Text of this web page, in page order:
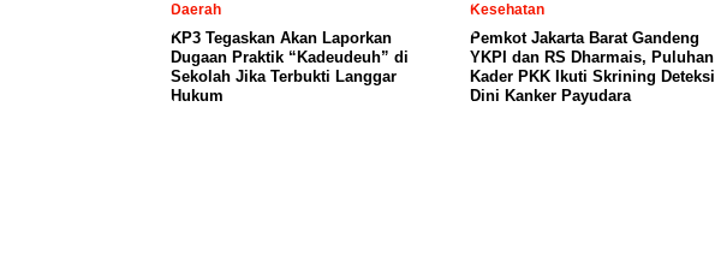
Daerah
KP3 Tegaskan Akan Laporkan
Dugaan Praktik “Kadeudeuh” di
Sekolah Jika Terbukti Langgar
Hukum
Kesehatan
Pemkot Jakarta Barat Gandeng
YKPI dan RS Dharmais, Puluhan
Kader PKK Ikuti Skrining Deteksi
Dini Kanker Payudara